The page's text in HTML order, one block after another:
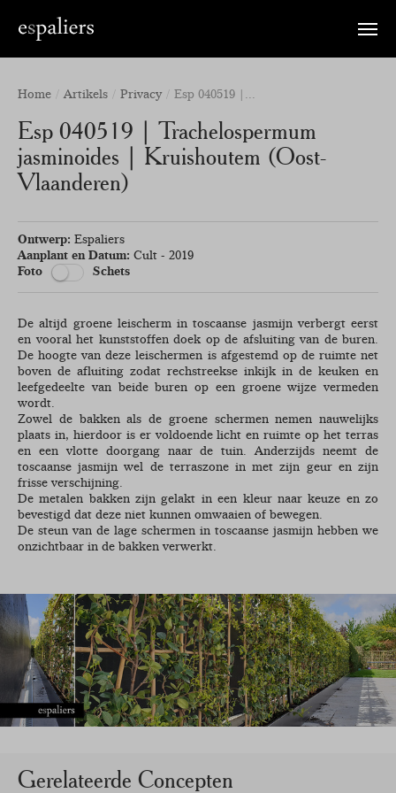
Toggle
Home Artikels Privacy Esp 040519 |...
Esp 040519 | Trachelospermum
jasminoides | Kruishoutem (Oost-
Vlaanderen)
Ontwerp: Espaliers
Aanplant en Datum: Cult - 2019
Foto
Schets
De altijd groene leischerm in toscaanse jasmijn verbergt eerst
en vooral het kunststoffen doek op de afsluiting van de buren.
De hoogte van deze leischermen is afgestemd op de ruimte net
boven de afluiting zodat rechstreekse inkijk in de keuken en
leefgedeelte van beide buren op een groene wijze vermeden
wordt.
Zowel de bakken als de groene schermen nemen nauwelijks
plaats in, hierdoor is er voldoende licht en ruimte op het terras
en een vlotte doorgang naar de tuin. Anderzijds neemt de
toscaanse jasmijn wel de terraszone in met zijn geur en zijn
frisse verschijning.
De metalen bakken zijn gelakt in een kleur naar keuze en zo
bevestigd dat deze niet kunnen omwaaien of bewegen.
De steun van de lage schermen in toscaanse jasmijn hebben we
onzichtbaar in de bakken verwerkt.
Gerelateerde Concepten